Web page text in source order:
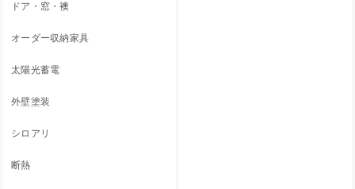
ドア・窓・襖
オーダー収納家具
太陽光蓄電
外壁塗装
シロアリ
断熱